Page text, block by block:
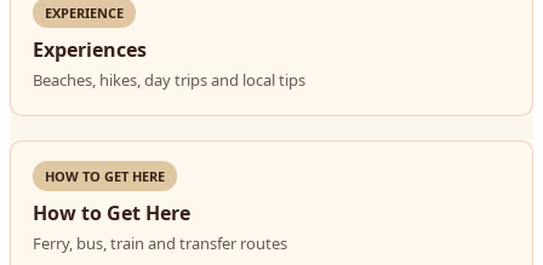
EXPERIENCE
Experiences
Beaches, hikes, day trips and local tips
HOW TO GET HERE
How to Get Here
Ferry, bus, train and transfer routes